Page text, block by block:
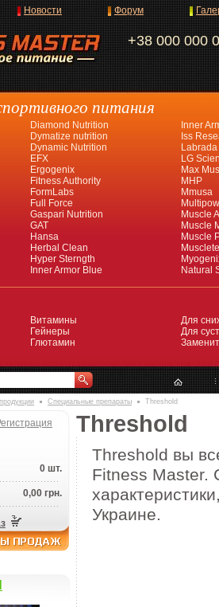
+38 000 000
Новости Форум
питания
Diamond Nutrition
Dymatize nutrition
Dynamic Nutrition
EFX
Ergogenix
Fitness Authority
FormLabs
Full Force
Gaspari Nutrition
GAT
Hansa
Herbal Clean
Hyper Sterngth
Inner Armor Blue
Inner
Iss
Labrada
LG
Max
MHP
Mmusa
Muscle
Muscle
Muscle
Natural
Витамины
Гейнеры
Глютамин
Для
Для
Специальные препараты Threshold
0 шт.
0,00 грн.
Threshold
Threshold вы
Fitness Master.
Украине.